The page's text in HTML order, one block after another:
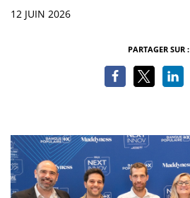
Informations
12 JUIN 2026
PARTAGER SUR :